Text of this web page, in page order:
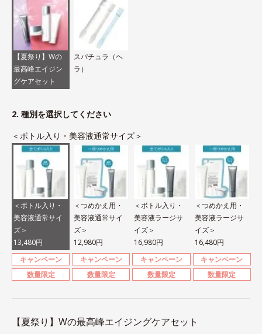
【夏祭り】Wの
最高峰エイジン
グケアセット
スパチュラ（ヘ
ラ）
2. 種別を選択してください
＜ボトル入り・美容液通常サイズ＞
＜ボトル入り・
美容液通常サイ
ズ＞
13,480円
キャンペーン
数量限定
＜つめかえ用・
美容液通常サイ
ズ＞
12,980円
キャンペーン
数量限定
＜ボトル入り・
美容液ラージサ
イズ＞
16,980円
キャンペーン
数量限定
＜つめかえ用・
美容液ラージサ
イズ＞
16,480円
キャンペーン
数量限定
【夏祭り】Wの最高峰エイジングケアセット